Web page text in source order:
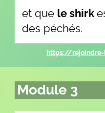
et que le shirk
des péchés.
https://
Module 3